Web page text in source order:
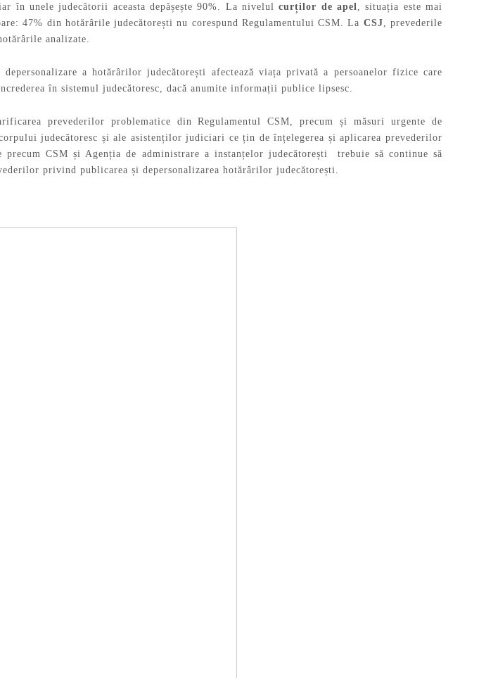
în unele judecătorii aceasta depășește 90%. La nivelulcurților de apel
, situația este mai
47% din hotărârile judecătorești nu corespund Regulamentului CSM. La CSJ , prevederile
analizate.
a hotărârilor judecătorești afectează viața privată a persoanelor fizice care
în sistemul judecătoresc, dacă anumite informații publice lipsesc.
prevederilor problematice din Regulamentul CSM, precum și măsuri urgente de
judecătoresc și ale asistenților judiciari ce țin de înțelegerea și aplicarea prevederilor
precum CSM și Agenția de administrare a instanțelor judecătorești trebuie să continue să
privind publicarea și depersonalizarea hotărârilor judecătorești.